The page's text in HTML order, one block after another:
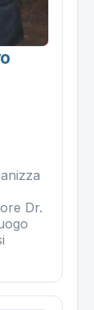
Dr.